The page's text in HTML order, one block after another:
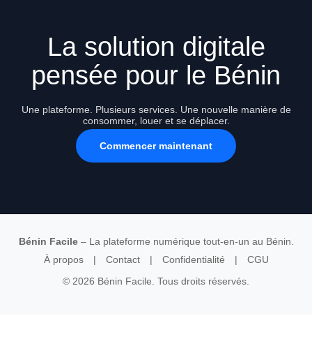
La solution digitale
pensée pour le Bénin
Une plateforme. Plusieurs services. Une nouvelle manière de
consommer, louer et se déplacer.
Commencer maintenant
Bénin Facile– La plateforme numérique tout-en-un au Bénin.
À propos
| Contact | Confidentialité |
CGU
© 2026 Bénin Facile. Tous droits réservés.